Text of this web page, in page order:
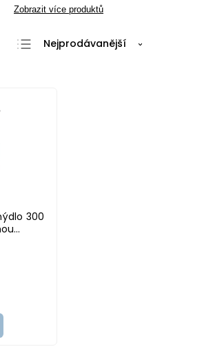
Zobrazit více produktů
Nejprodávanější
300